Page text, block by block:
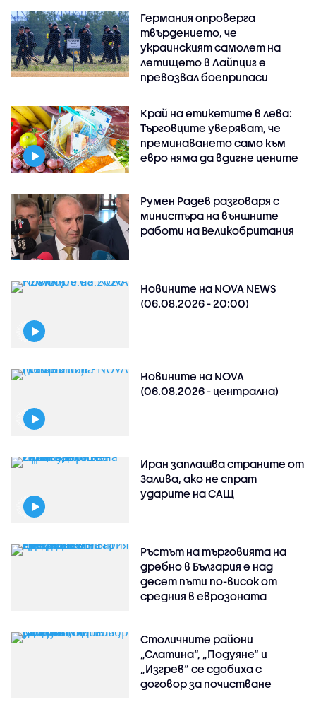
Германия опроверга
твърдението, че
украинският самолет на
летището в Лайпциг е
превозвал боеприпаси
Край на етикетите в лева:
Търговците уверяват, че
преминаването само към
евро няма да вдигне цените
Румен Радев разговаря с
министъра на външните
работи на Великобритания
Новините на NOVA NEWS
(06.08.2026 - 20:00)
Новините на NOVA
(06.08.2026 - централна)
Иран заплашва страните от
Залива, ако не спрат
ударите на САЩ
Ръстът на търговията на
дребно в България е над
десет пъти по-висок от
средния в еврозоната
Столичните райони
„Слатина“, „Подуяне“ и
„Изгрев“ се сдобиха с
договор за почистване